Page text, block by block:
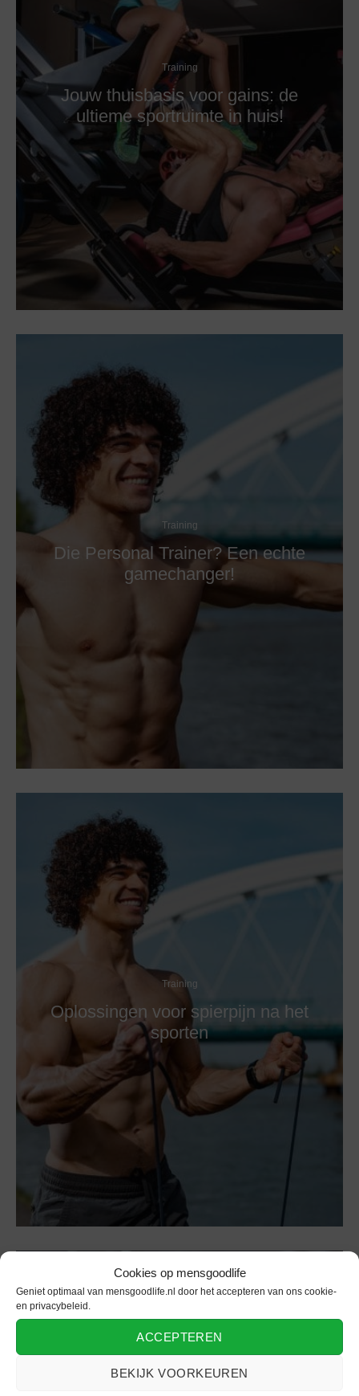
Cookies op mensgoodlife
Geniet optimaal van mensgoodlife.nl door het accepteren van ons cookie-
en privacybeleid.
ACCEPTEREN
BEKIJK VOORKEUREN
Training
Jouw thuisbasis voor gains: de
ultieme sportruimte in huis!
Training
Die Personal Trainer? Een echte
gamechanger!
Training
Oplossingen voor spierpijn na het
sporten